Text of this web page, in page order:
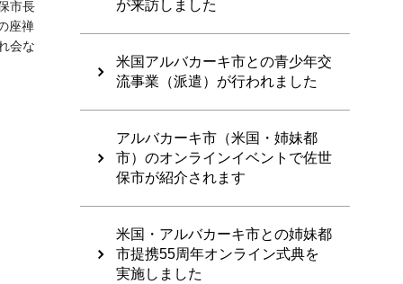
市長
座禅
会な
が来訪しました
米国アルバカーキ市との青少年交
流事業（派遣）が行われました
アルバカーキ市（米国・姉妹都
市）のオンラインイベントで佐世
保市が紹介されます
米国・アルバカーキ市との姉妹都
市提携55周年オンライン式典を
実施しました